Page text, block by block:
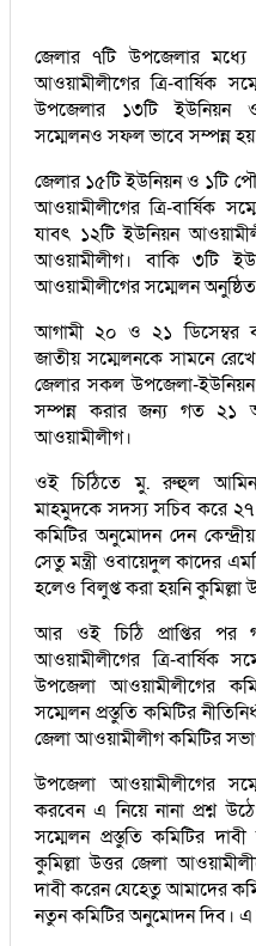
জেলার ৭টি উপজেলার
আওয়ামীলীগের ত্রি-
উপজেলার ১৩টি ইউনিয়ন
সম্মেলনও সফল ভাবে সম্পন্ন
জেলার ১৫টি ইউনিয়ন ও ১টি
আওয়ামীলীগের ত্রি-বার্ষিক
যাবৎ ১২টি ইউনিয়ন
আওয়ামীলীগ। বাকি ৩টি
আওয়ামীলীগের সম্মেলন
আগামী ২০ ও ২১ ডিসেম্বর
জাতীয় সম্মেলনকে সামনে
জেলার সকল উপজেলা-ইউনিয়ন
সম্পন্ন করার জন্য গত ২১
আওয়ামীলীগ।
ওই চিঠিতে মু. রুহুল
মাহমুদকে সদস্য সচিব করে ২৭
কমিটির অনুমোদন দেন
সেতু মন্ত্রী ওবায়েদুল কাদের
হলেও বিলুপ্ত করা হয়নি
আর ওই চিঠি প্রাপ্তির পর
আওয়ামীলীগের ত্রি-বার্ষিক
উপজেলা আওয়ামীলীগের
সম্মেলন প্রস্তুতি কমিটির
জেলা আওয়ামীলীগ কমিটির
উপজেলা আওয়ামীলীগের
করবেন এ নিয়ে নানা প্রশ্ন
সম্মেলন প্রস্তুতি কমিটির
কুমিল্লা উত্তর জেলা
দাবী করেন যেহেতু আমাদের
নতুন কমিটির অনুমোদন দিব। এ